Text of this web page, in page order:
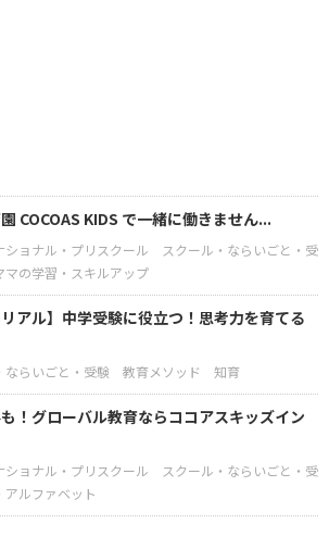
COCOAS KIDS で一緒に働きません...
ショナル・プリスクール
スクール・ならいごと・受
マの学習・スキルアップ
リアル】中学受験に役立つ！思考力を育てる
ならいごと・受験 教育メソッド 知育
！グローバル教育ならココアスキッズイン
ショナル・プリスクール
スクール・ならいごと・受
アルファベット